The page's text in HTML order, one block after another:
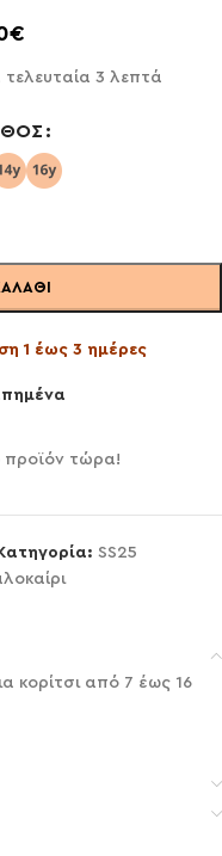
€
3 λεπτά
1 έως 3 ημέρες
προϊόν τώρα!
SS25
κορίτσι από 7 έως 16